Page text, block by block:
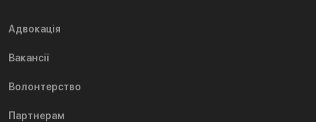
Адвокація
Вакансії
Волонтерство
Партнерам